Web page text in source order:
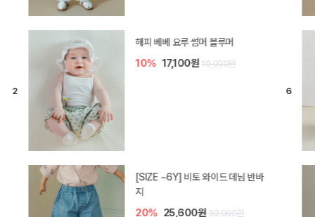
듀이 아기 바지
10% 17,100원 19,000원
[SIZE ~6Y] 라핀 카프리 팬츠
30%